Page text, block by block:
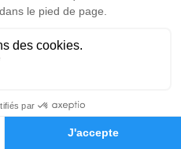
Hommages
à 14h00
Tarn